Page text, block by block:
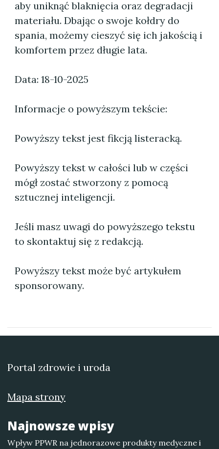
aby uniknąć blaknięcia oraz degradacji
materiału. Dbając o swoje kołdry do
spania, możemy cieszyć się ich jakością i
komfortem przez długie lata.
Data: 18-10-2025
Informacje o powyższym tekście:
Powyższy tekst jest fikcją listeracką.
Powyższy tekst w całości lub w części
mógł zostać stworzony z pomocą
sztucznej inteligencji.
Jeśli masz uwagi do powyższego tekstu
to skontaktuj się z redakcją.
Powyższy tekst może być artykułem
sponsorowany.
Portal zdrowie i uroda
Mapa strony
Najnowsze wpisy
Wpływ PPWR na jednorazowe produkty medyczne i